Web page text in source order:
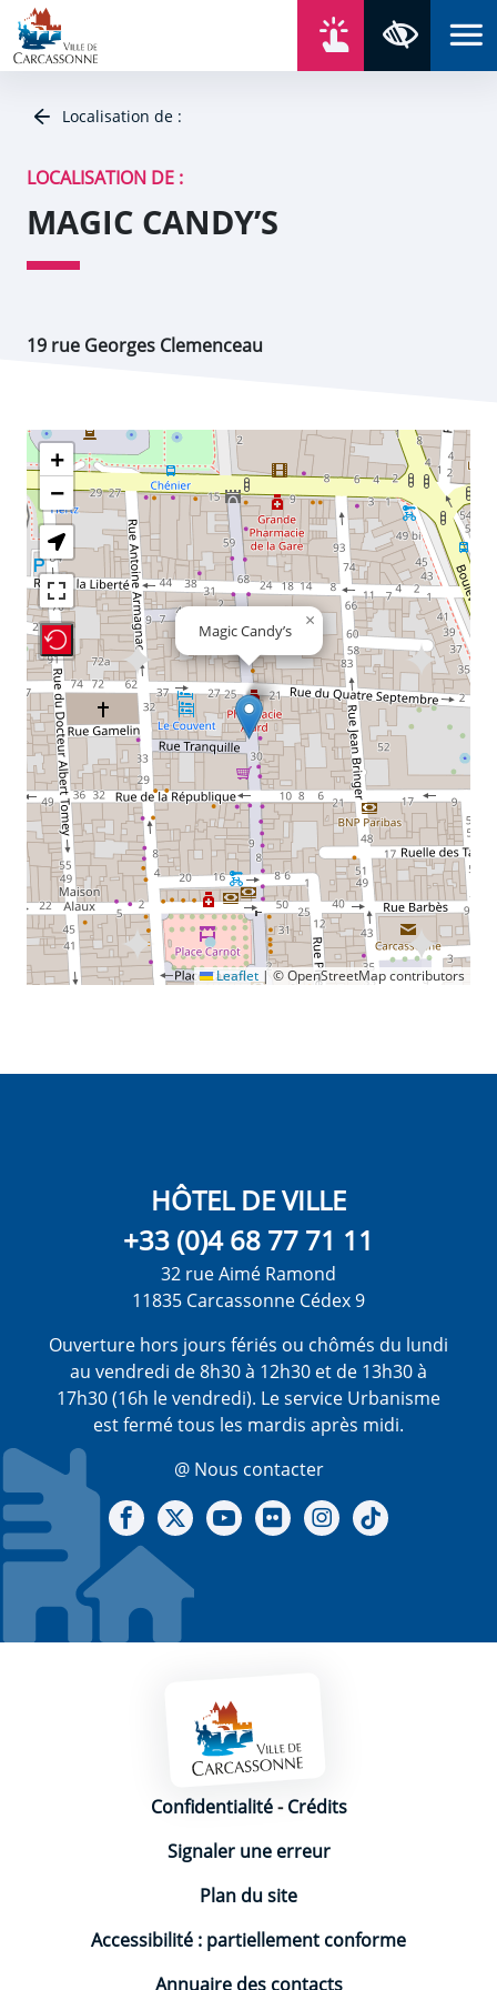
Aller au contenu
Aller au menu
Aller au plan du site
Aller à la recherche
Localisation de :
LOCALISATION DE :
MAGIC CANDY’S
19 rue Georges Clemenceau
Magic Candy’s ×
+
−
Recenter Map
Leaflet | © OpenStreetMap contributors
HÔTEL DE VILLE
+33 (0)4 68 77 71 11
32 rue Aimé Ramond
11835 Carcassonne Cédex 9
Ouverture hors jours fériés ou chômés du lundi
au vendredi de 8h30 à 12h30 et de 13h30 à
17h30 (16h le vendredi). Le service Urbanisme
est fermé tous les mardis après midi.
@ Nous contacter
Notre Facebook
Notre X - (twitter)
Notre chaine Youtube
Notre Gallerie sur Flickr
Notre Instagram
Mentions légales
Confidentialité-Crédits
Signaler une erreur
Plan du site
Accessibilité : partiellement conforme
Annuaire des contacts
Panneau de gestion des cookies